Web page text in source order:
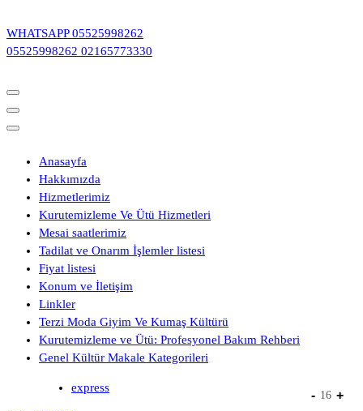
geç
WHATSAPP 05525998262
05525998262 02165773330
Anasayfa
Hakkımızda
Hizmetlerimiz
Kurutemizleme Ve Ütü Hizmetleri
Mesai saatlerimiz
Tadilat ve Onarım İşlemler listesi
Fiyat listesi
Konum ve İletişim
Linkler
Terzi Moda Giyim Ve Kumaş Kültürü
Kurutemizleme ve Ütü: Profesyonel Bakım Rehberi
Genel Kültür Makale Kategorileri
express
- 16 +